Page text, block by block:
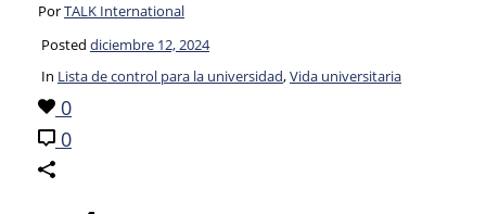
PorTALK International
Posted diciembre 12, 2024
In Lista de control para la universidad,Vida universitaria
0
0